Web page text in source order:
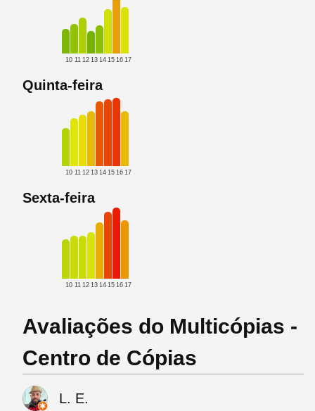
10 11 12 13 14 15 16 17
Quinta-feira
10 11 12 13 14 15 16 17
Sexta-feira
10 11 12 13 14 15 16 17
Avaliações do Multicópias -
Centro de Cópias
L. E.